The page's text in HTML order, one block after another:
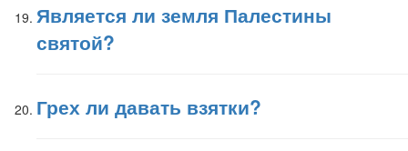
Является ли земля Палестины
святой?
Грех ли давать взятки?